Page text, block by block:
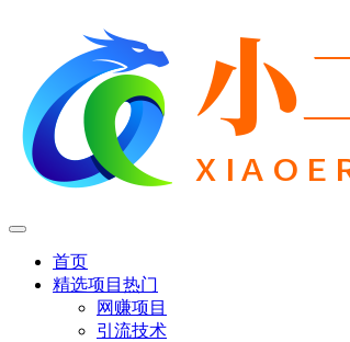
首页
精选项目 热门
网赚项目
引流技术